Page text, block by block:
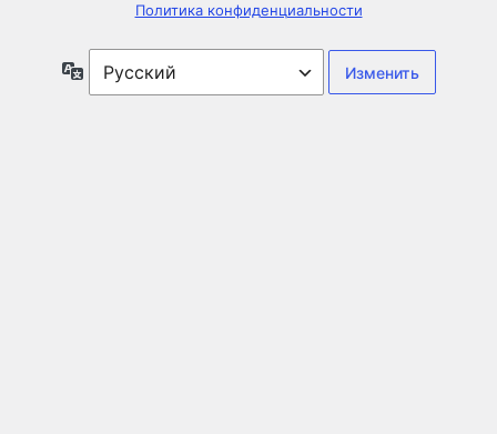
Политика конфиденциальности
Язык